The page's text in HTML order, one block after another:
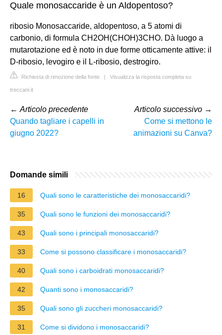
Quale monosaccaride è un Aldopentoso?
ribosio Monosaccaride, aldopentoso, a 5 atomi di
carbonio, di formula CH2OH(CHOH)3CHO. Dà luogo a
mutarotazione ed è noto in due forme otticamente attive: il
D-ribosio, levogiro e il L-ribosio, destrogiro.
Richiesta di rimozione della fonte Visualizza la risposta completa su
treccani.it
←Articolo precedente
Quando tagliare i capelli in
giugno 2022?
Articolo successivo →
Come si mettono le
animazioni su Canva?
Domande simili
16 Quali sono le caratteristiche dei monosaccaridi?
35 Quali sono le funzioni dei monosaccaridi?
43 Quali sono i principali monosaccaridi?
33 Come si possono classificare i monosaccaridi?
40 Quali sono i carboidrati monosaccaridi?
42 Quanti sono i monosaccaridi?
35 Quali sono gli zuccheri monosaccaridi?
31 Come si dividono i monosaccaridi?